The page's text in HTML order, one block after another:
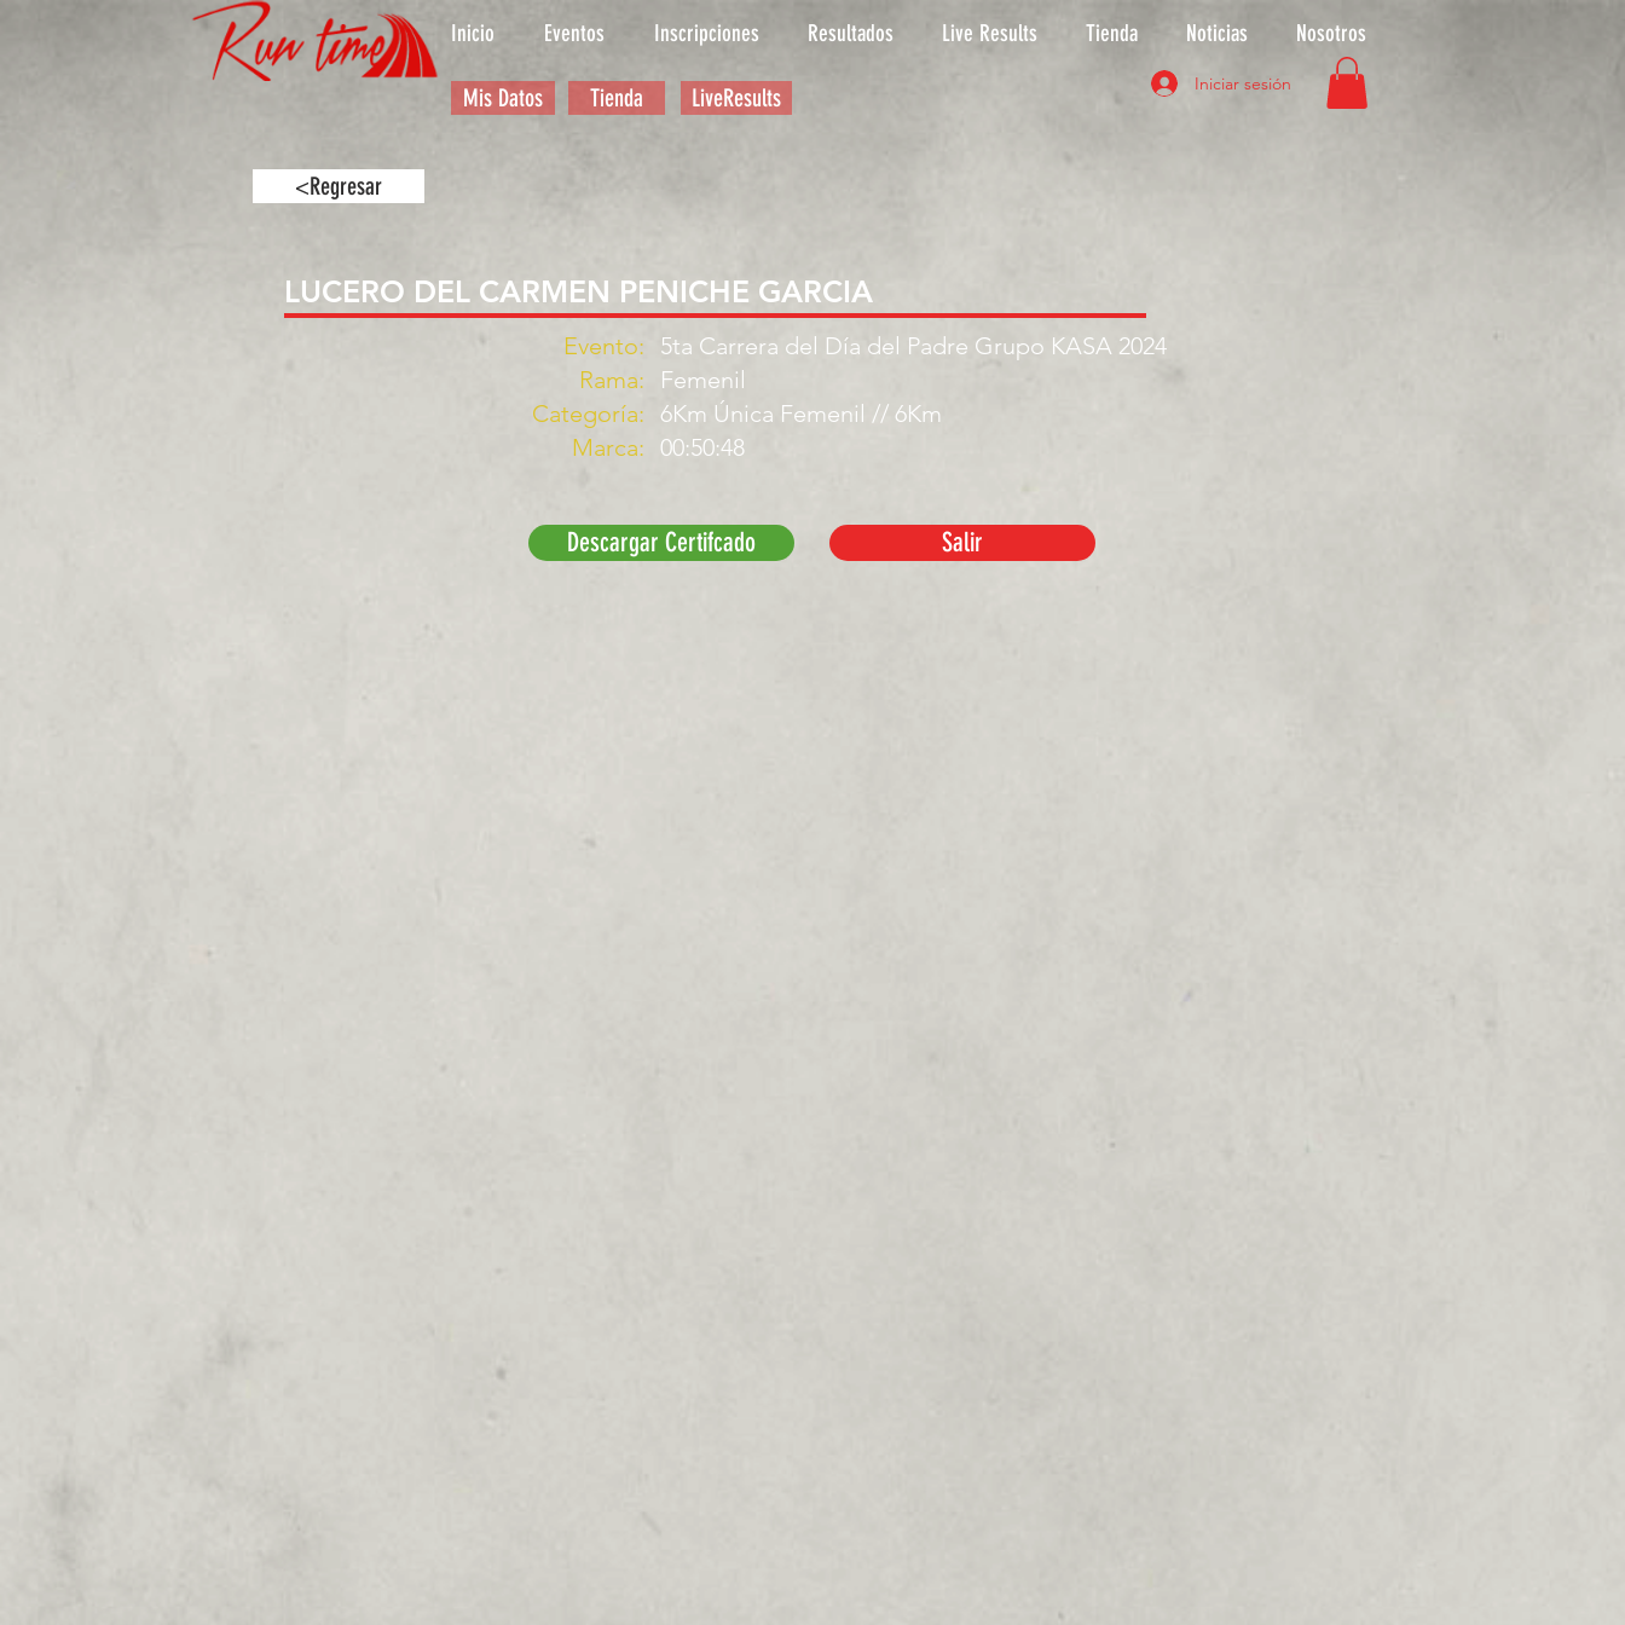
Inicio Eventos Inscripciones Resultados Live Results Tienda Noticias Nosotros
Iniciar sesión
Mis Datos Tienda LiveResults
<Regresar
LUCERO DEL CARMEN PENICHE GARCIA
Evento:
Rama:
Categoría:
Marca:
5ta Carrera del Día del Padre Grupo KASA 2024
Femenil
6Km Única Femenil // 6Km
00:50:48
Descargar Certifcado Salir